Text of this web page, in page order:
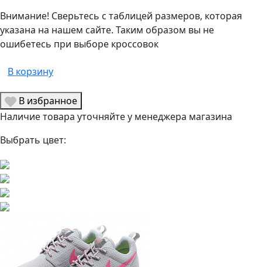
Внимание! Сверьтесь с таблицей размеров, которая
указана на нашем сайте. Таким образом вы не
ошибетесь при выборе кроссовок
В корзину
В избранное
Наличие товара уточняйте у менеджера магазина
Выбрать цвет: